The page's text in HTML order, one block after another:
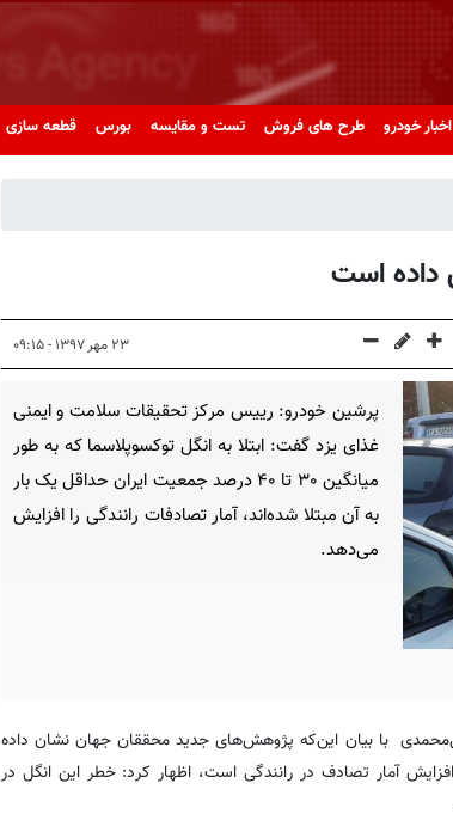
اخبار خودرو طرح های فروش تست و مقایسه بورس قطعه سازی
داده است
۲۳ مهر ۱۳۹۷ - ۰۹:۱۵
پرشین خودرو: رییس مرکز تحقیقات سلامت و ایمنی
غذای یزد گفت: ابتلا به انگل توکسوپلاسما که به طور
میانگین ۳۰ تا ۴۰ درصد جمعیت ایران حداقل یک بار
به آن مبتلا شده‌اند، آمار تصادفات رانندگی را افزایش
می‌دهد.
با بیان این‌که پژوهش‌های جدید محققان جهان نشان داده
آمار تصادف در رانندگی است، اظهار کرد:‌ خطر این انگل در